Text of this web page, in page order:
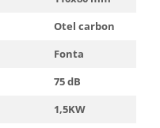
Otel carbon
Fonta
75 dB
1,5KW